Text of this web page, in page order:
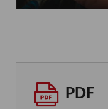
PDF